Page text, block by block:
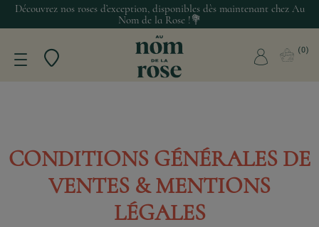
Découvrez nos roses d’exception, disponibles dès maintenant chez Au
Nom de la Rose !💐
0
CONDITIONS GÉNÉRALES DE
VENTES & MENTIONS
LÉGALES